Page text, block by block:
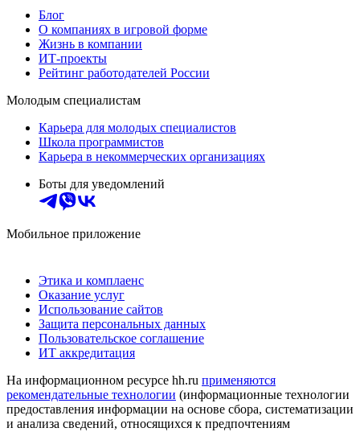
Блог
О компаниях в игровой форме
Жизнь в компании
ИТ-проекты
Рейтинг работодателей России
Молодым специалистам
Карьера для молодых специалистов
Школа программистов
Карьера в некоммерческих организациях
Боты для уведомлений
Мобильное приложение
Этика и комплаенс
Оказание услуг
Использование сайтов
Защита персональных данных
Пользовательское соглашение
ИТ аккредитация
На информационном ресурсе hh.ru применяются
рекомендательные технологии (информационные технологии
предоставления информации на основе сбора, систематизации
и анализа сведений, относящихся к предпочтениям